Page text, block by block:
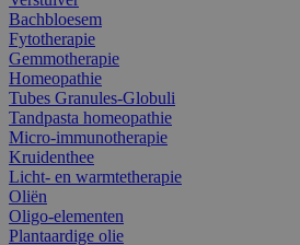
Bachbloesem
Fytotherapie
Gemmotherapie
Homeopathie
Tubes Granules-Globuli
Tandpasta homeopathie
Micro-immunotherapie
Kruidenthee
Licht- en warmtetherapie
Oliën
Oligo-elementen
Plantaardige olie